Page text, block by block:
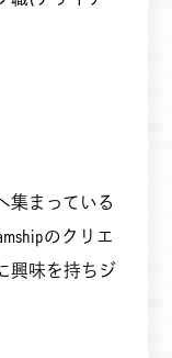
集まっている
のクリエ
興味を持ちジ